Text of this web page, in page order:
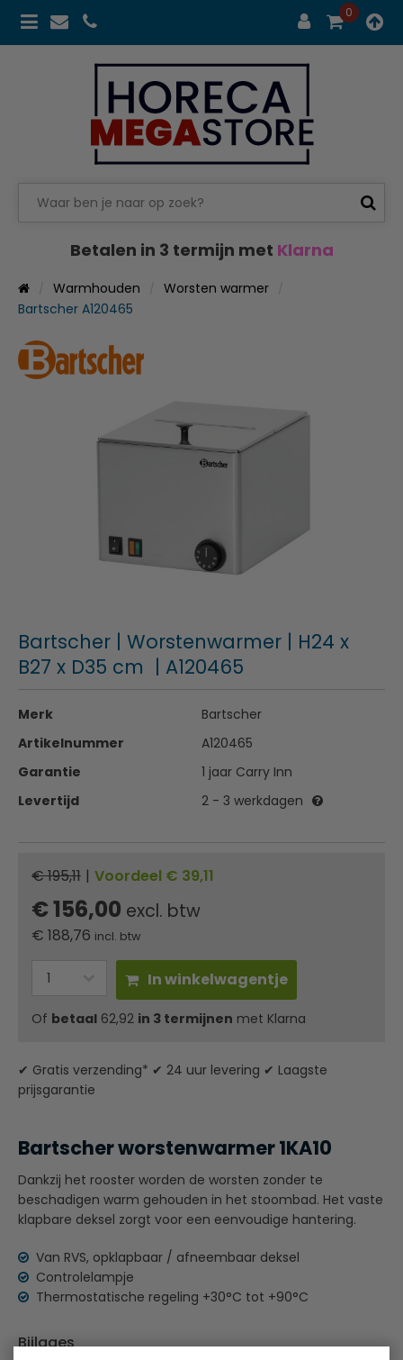
0
Betalen in 3 termijn met Klarna
Warmhouden
Worsten warmer
Bartscher A120465
Bartscher | Worstenwarmer | H24 x
B27 x D35 cm | A120465
Merk
Bartscher
Artikelnummer
A120465
Garantie
1 jaar Carry Inn
Levertijd
2 - 3 werkdagen
€ 195,11 | Voordeel € 39,11
€ 156,00 excl. btw
€ 188,76 incl. btw
In winkelwagentje
Of betaal 62,92 in 3 termijnen met Klarna
✔ Gratis verzending* ✔ 24 uur levering ✔ Laagste
prijsgarantie
Bartscher worstenwarmer 1KA10
Dankzij het rooster worden de worsten zonder te
beschadigen warm gehouden in het stoombad. Het vaste
klapbare deksel zorgt voor een eenvoudige hantering.
Van RVS, opklapbaar / afneembaar deksel
Controlelampje
Thermostatische regeling +30°C tot +90°C
Bijlages